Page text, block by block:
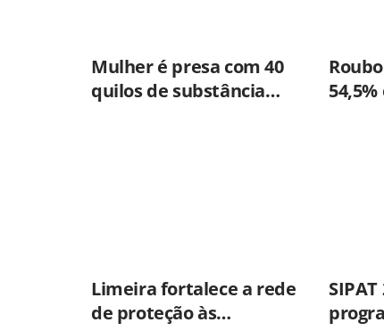
Mulher é presa com 40
quilos de substância
Limeira fortalece a rede
de proteção às